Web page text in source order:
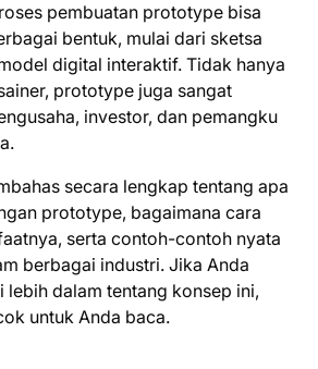
pembuatan prototype bisa
bentuk, mulai dari sketsa
digital interaktif. Tidak hanya
prototype juga sangat
investor, dan pemangku
secara lengkap tentang apa
prototype, bagaimana cara
serta contoh-contoh nyata
berbagai industri. Jika Anda
lebih dalam tentang konsep ini,
untuk Anda baca.